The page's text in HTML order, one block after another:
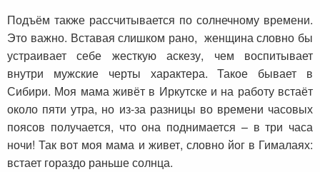
Подъём также рассчитывается по солнечному времени.
Это важно. Вставая слишком рано, женщина словно бы
устраивает себе жесткую аскезу, чем воспитывает
внутри мужские черты характера. Такое бывает в
Сибири. Моя мама живёт в Иркутске и на работу встаёт
около пяти утра, но из-за разницы во времени часовых
поясов получается, что она поднимается – в три часа
ночи! Так вот моя мама и живет, словно йог в Гималаях:
встает гораздо раньше солнца.